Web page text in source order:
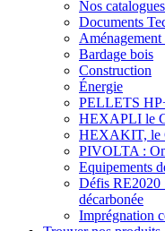
Nos catalogues
Documents
Bardage bois
Construction
Énergie
PELLETS
HEXAPLI le
HEXAKIT, le
PIVOLTA :
Equipements
Défis RE2020
décarbonée
Imprégnation